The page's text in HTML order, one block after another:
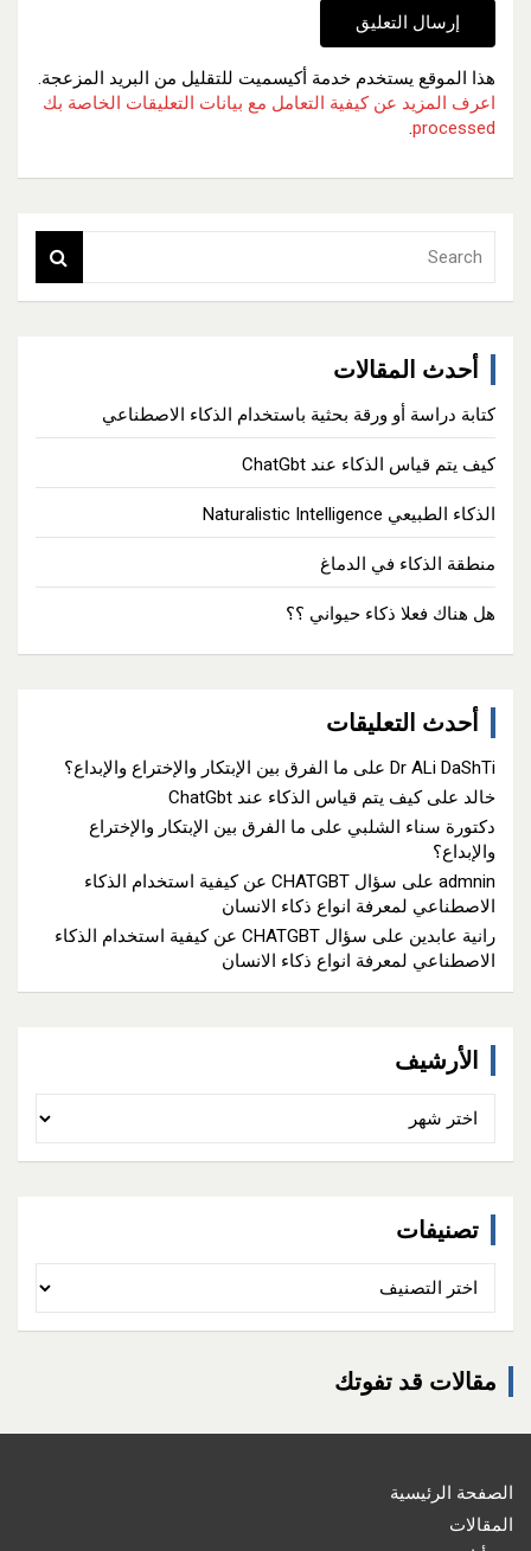
هذا الموقع يستخدم خدمة أكيسميت للتقليل من البريد المزعجة.
اعرف المزيد عن كيفية التعامل مع بيانات التعليقات الخاصة بك
processed
.
أحدث المقالات
كتابة دراسة أو ورقة بحثية باستخدام الذكاء الاصطناعي
كيف يتم قياس الذكاء عند ChatGbt
الذكاء الطبيعي Naturalistic Intelligence
منطقة الذكاء في الدماغ
هل هناك فعلا ذكاء حيواني ؟؟
أحدث التعليقات
Dr ALi DaShTi على ما الفرق بين الإبتكار والإختراع والإبداع؟
خالد علىكيف يتم قياس الذكاء عند ChatGbt
دكتورة سناء الشلبي على ما الفرق بين الإبتكار والإختراع
والإبداع؟
admnin على
سؤال CHATGBT عن كيفية استخدام الذكاء
الاصطناعي لمعرفة انواع ذكاء الانسان
رانية عابدين على
سؤال CHATGBT عن كيفية استخدام الذكاء
الاصطناعي لمعرفة انواع ذكاء الانسان
الأرشيف
تصنيفات
مقالات قد تفوتك
الصفحة الرئيسية
المقالات